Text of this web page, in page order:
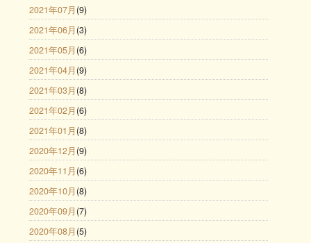
2021年07月 (9)
2021年06月 (3)
2021年05月 (6)
2021年04月 (9)
2021年03月 (8)
2021年02月 (6)
2021年01月 (8)
2020年12月 (9)
2020年11月 (6)
2020年10月 (8)
2020年09月 (7)
2020年08月 (5)